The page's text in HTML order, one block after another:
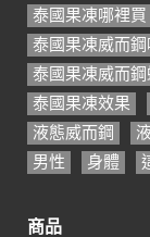
泰國果凍哪裡買
泰國果凍威而
泰國果凍威而
泰國果凍效果
液態威而鋼
男性
身體
商品